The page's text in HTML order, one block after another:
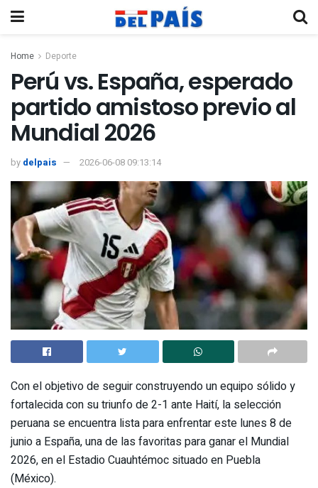
Home Deporte
Perú vs. España, esperado
partido amistoso previo al
Mundial 2026
by delpais 2026-06-08 09:13:14
Con el objetivo de seguir construyendo un equipo sólido y
fortalecida con su triunfo de 2-1 ante Haití, la selección
peruana se encuentra lista para enfrentar este lunes 8 de
junio a España, una de las favoritas para ganar el Mundial
2026, en el Estadio Cuauhtémoc situado en Puebla
(México).